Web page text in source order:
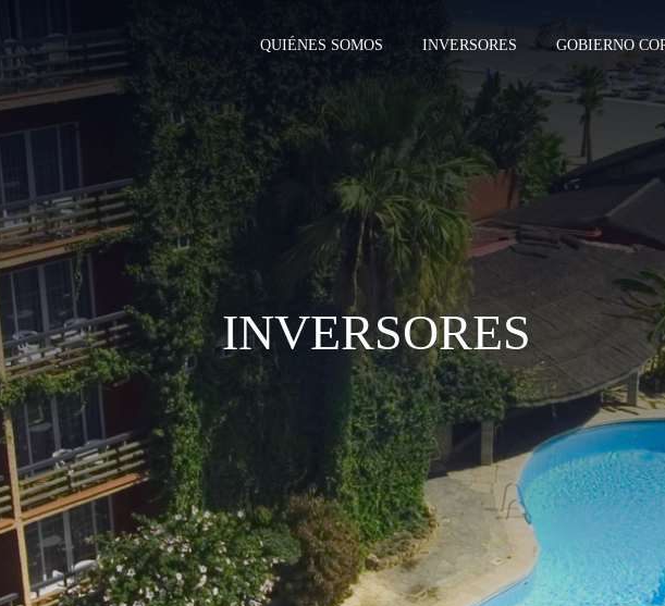
QUIÉNES SOMOS INVERSORES GOBIERNO
INVERSORES